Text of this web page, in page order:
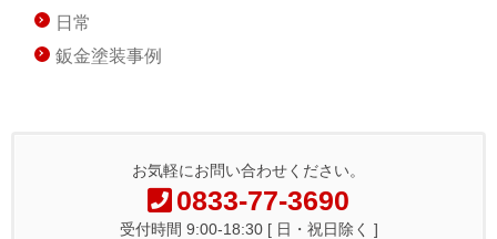
日常
鈑金塗装事例
お気軽にお問い合わせください。
0833-77-3690
受付時間 9:00-18:30 [ 日・祝日除く ]